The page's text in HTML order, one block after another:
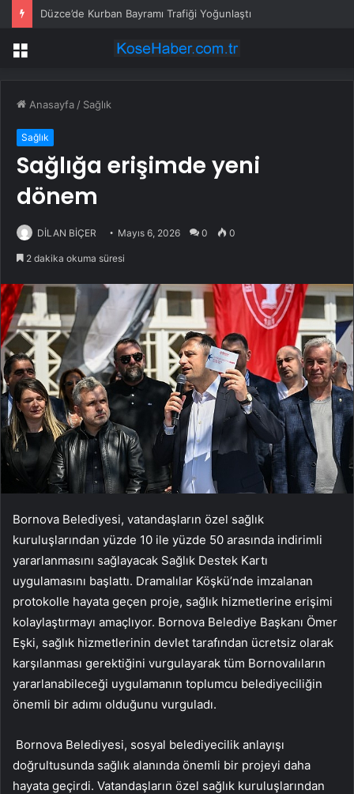
Düzce’de Kurban Bayramı Trafiği Yoğunlaştı
Menü
Anasayfa / Sağlık
Sağlık
Sağlığa erişimde yeni
dönem
DİLAN BİÇER Mayıs 6, 2026 0 0
2 dakika okuma süresi
Bornova Belediyesi, vatandaşların özel sağlık
kuruluşlarından yüzde 10 ile yüzde 50 arasında indirimli
yararlanmasını sağlayacak Sağlık Destek Kartı
uygulamasını başlattı. Dramalılar Köşkü’nde imzalanan
protokolle hayata geçen proje, sağlık hizmetlerine erişimi
kolaylaştırmayı amaçlıyor. Bornova Belediye Başkanı Ömer
Eşki, sağlık hizmetlerinin devlet tarafından ücretsiz olarak
karşılanması gerektiğini vurgulayarak tüm Bornovalıların
yararlanabileceği uygulamanın toplumcu belediyeciliğin
önemli bir adımı olduğunu vurguladı.
Bornova Belediyesi, sosyal belediyecilik anlayışı
doğrultusunda sağlık alanında önemli bir projeyi daha
hayata geçirdi. Vatandaşların özel sağlık kuruluşlarından